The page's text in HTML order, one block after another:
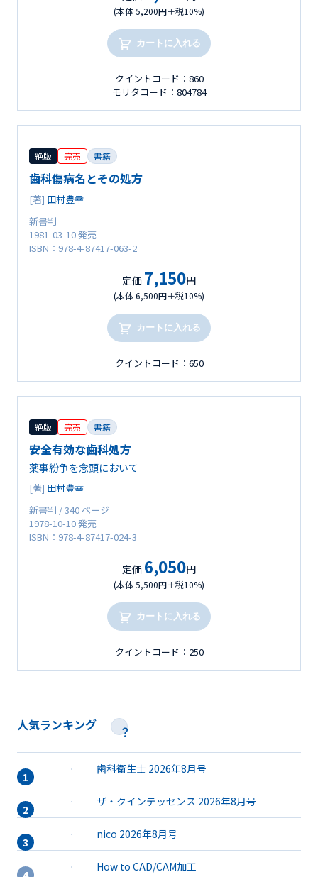
(本体 5,200円＋税10%)
カートに入れる
クイントコード：860
モリタコード：804784
絶版 完売 書籍
歯科傷病名とその処方
[著] 田村豊幸
新書判
1981-03-10 発売
ISBN：978-4-87417-063-2
定価 7,150円
(本体 6,500円＋税10%)
カートに入れる
クイントコード：650
絶版 完売 書籍
安全有効な歯科処方
薬事紛争を念頭において
[著] 田村豊幸
新書判 / 340 ページ
1978-10-10 発売
ISBN：978-4-87417-024-3
定価 6,050円
(本体 5,500円＋税10%)
カートに入れる
クイントコード：250
人気ランキング
歯科衛生士 2026年8月号
ザ・クインテッセンス 2026年8月号
nico 2026年8月号
How to CAD/CAM加工